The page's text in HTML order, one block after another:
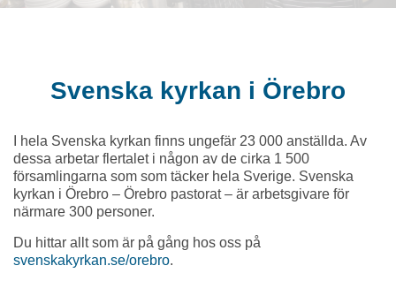
Svenska kyrkan i Örebro
I hela Svenska kyrkan finns ungefär 23 000 anställda. Av
dessa arbetar flertalet i någon av de cirka 1 500
församlingarna som som täcker hela Sverige. Svenska
kyrkan i Örebro – Örebro pastorat – är arbetsgivare för
närmare 300 personer.
Du hittar allt som är på gång hos oss på
svenskakyrkan.se/orebro.